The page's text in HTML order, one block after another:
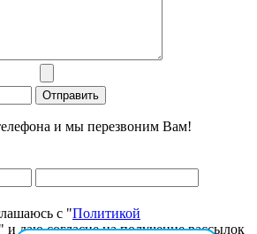
и мы перезвоним Вам!
с "Политикой
" и даю согласие на получение рассылок